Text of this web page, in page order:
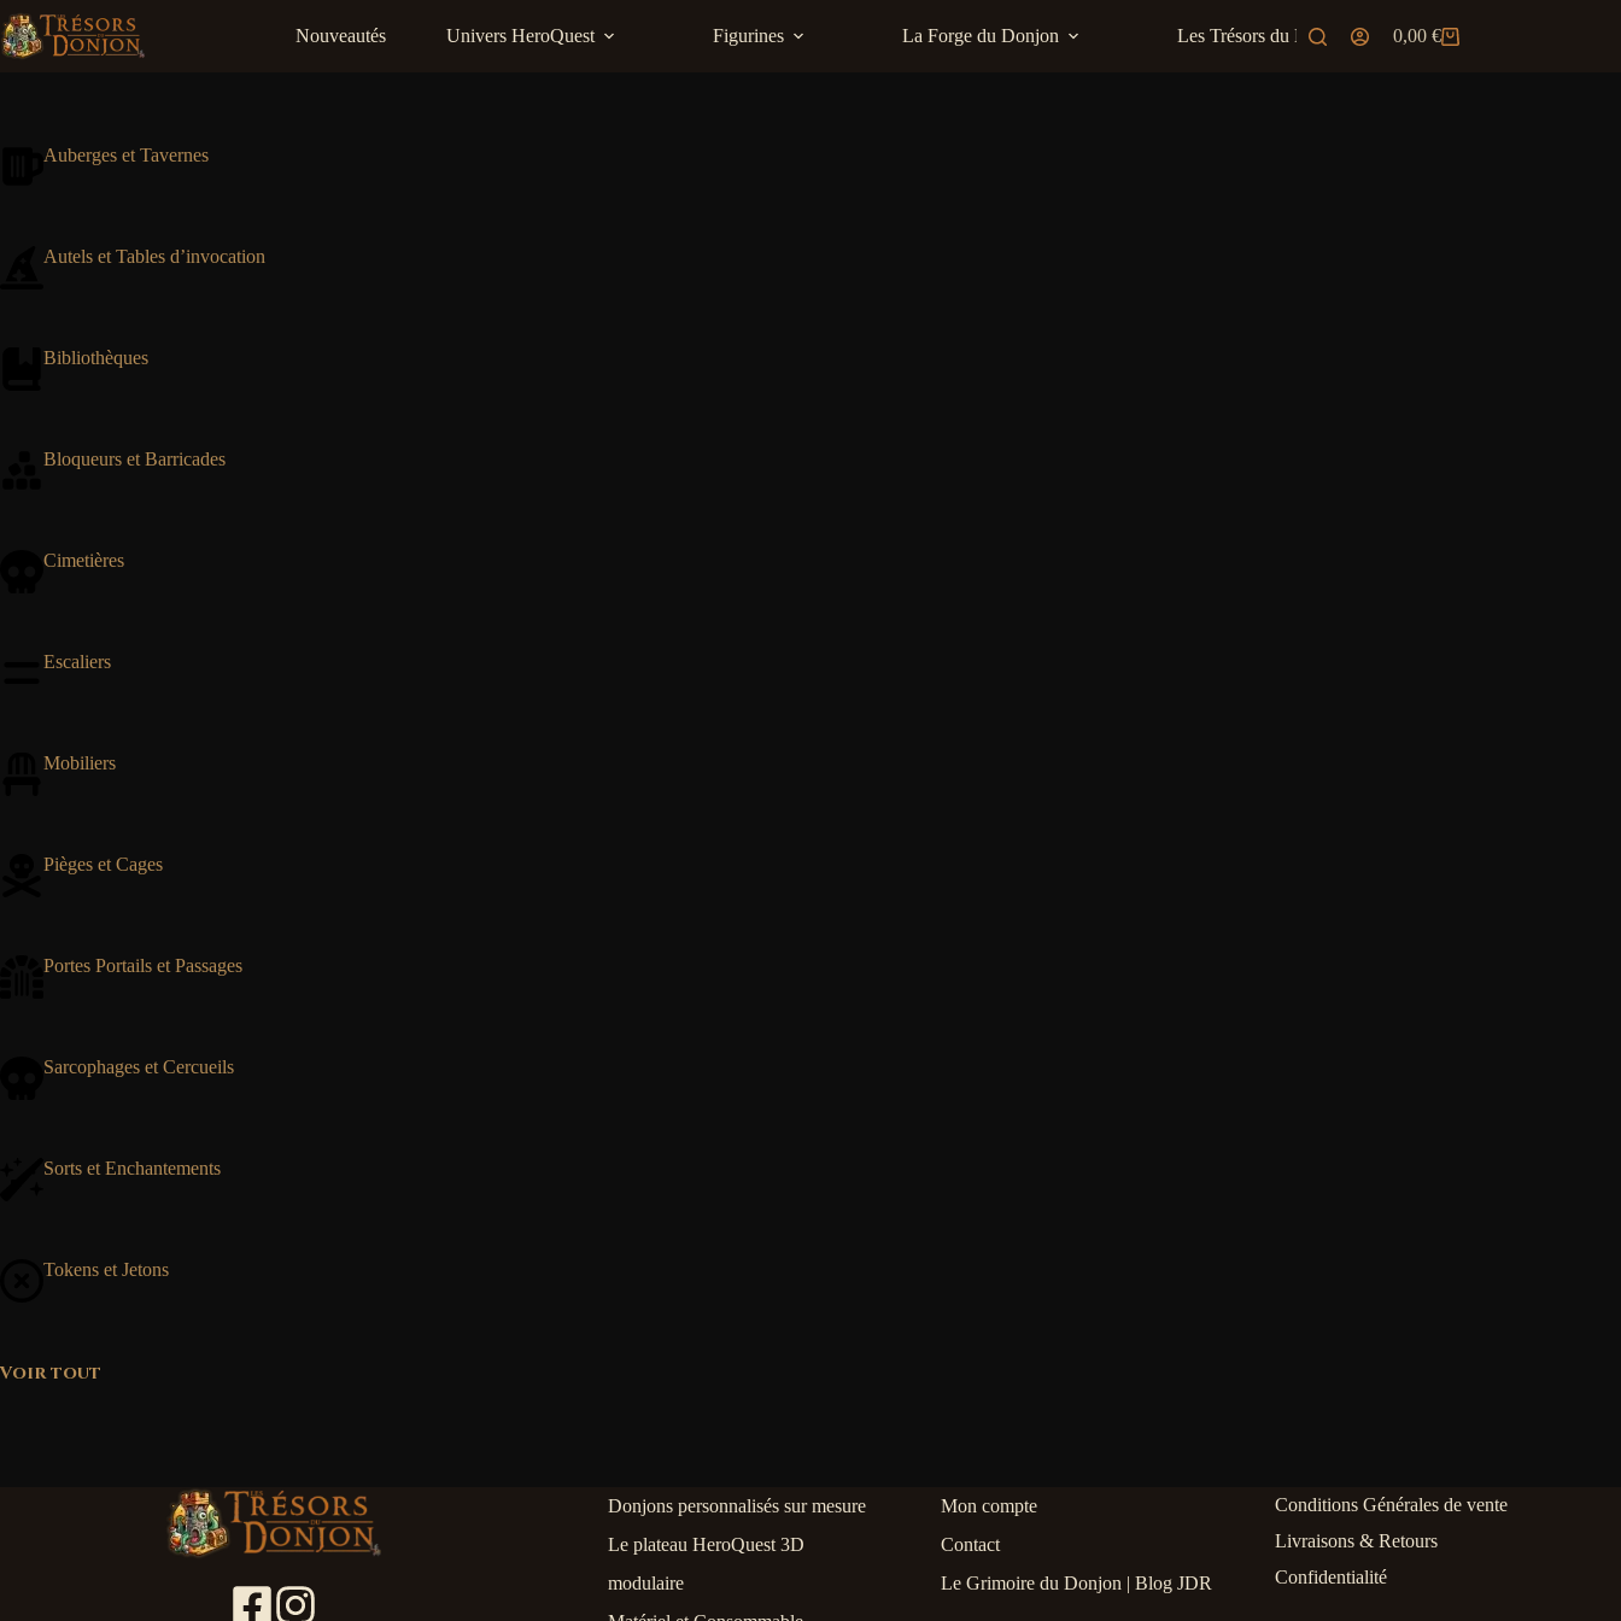
Passer
au
contenu
Nouveautés Univers HeroQuest Figurines La Forge du Donjon Les Trésors du Marchand
Panier
0,00 €
Auberges et Tavernes
Autels et Tables d’invocation
Bibliothèques
Bloqueurs et Barricades
Cimetières
Escaliers
Mobiliers
Pièges et Cages
Portes Portails et Passages
Sarcophages et Cercueils
Sorts et Enchantements
Tokens et Jetons
Voir tout
Donjons personnalisés sur mesure
Le plateau HeroQuest 3D
modulaire
Mon compte
Contact
Le Grimoire du Donjon | Blog JDR
Conditions Générales de vente
Livraisons & Retours
Confidentialité